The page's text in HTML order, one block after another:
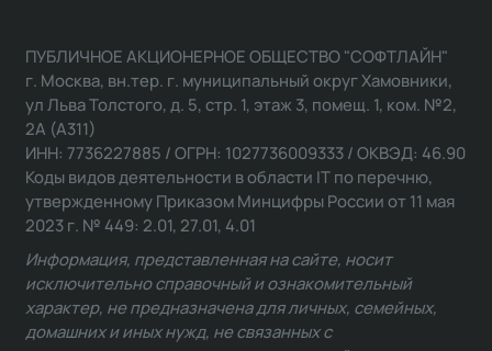
ПУБЛИЧНОЕ АКЦИОНЕРНОЕ ОБЩЕСТВО "СОФТЛАЙН"
г. Москва, вн.тер. г. муниципальный округ Хамовники,
ул Льва Толстого, д. 5, стр. 1, этаж 3, помещ. 1, ком. №2,
2А (А311)
ИНН: 7736227885 / ОГРН: 1027736009333 / ОКВЭД: 46.90
Коды видов деятельности в области IT по перечню,
утвержденному Приказом Минцифры России от 11 мая
2023 г. № 449: 2.01, 27.01, 4.01
Информация, представленная на сайте, носит
исключительно справочный и ознакомительный
характер, не предназначена для личных, семейных,
домашних и иных нужд, не связанных с